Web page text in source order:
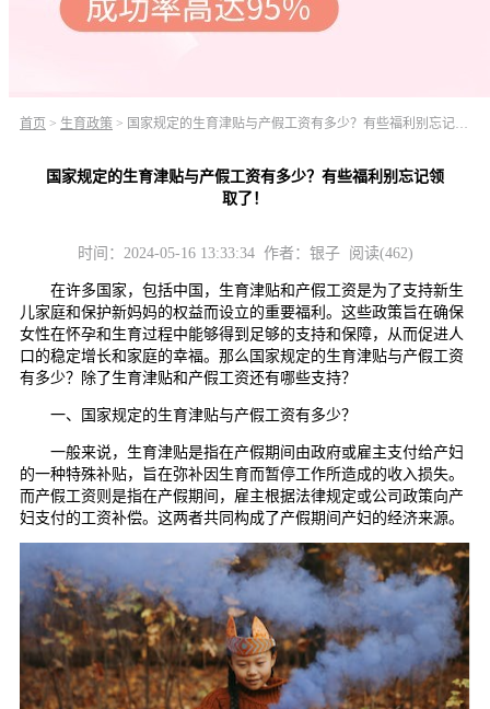
首页 > 生育政策 > 国家规定的生育津贴与产假工资有多少？有些福利别忘记领取了！
国家规定的生育津贴与产假工资有多少？有些福利别忘记领
取了！
时间：2024-05-16 13:33:34 作者：银子 阅读(462)
在许多国家，包括中国，生育津贴和产假工资是为了支持新生
儿家庭和保护新妈妈的权益而设立的重要福利。这些政策旨在确保
女性在怀孕和生育过程中能够得到足够的支持和保障，从而促进人
口的稳定增长和家庭的幸福。那么国家规定的生育津贴与产假工资
有多少？除了生育津贴和产假工资还有哪些支持？
一、国家规定的生育津贴与产假工资有多少？
一般来说，生育津贴是指在产假期间由政府或雇主支付给产妇
的一种特殊补贴，旨在弥补因生育而暂停工作所造成的收入损失。
而产假工资则是指在产假期间，雇主根据法律规定或公司政策向产
妇支付的工资补偿。这两者共同构成了产假期间产妇的经济来源。